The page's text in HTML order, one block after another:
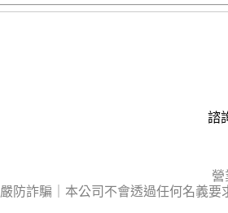
諮
營
嚴防詐騙｜本公司不會透過任何名義